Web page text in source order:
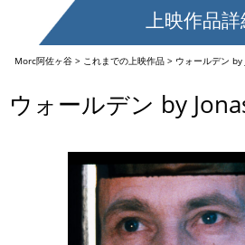
上映作品詳
Morc阿佐ヶ谷> これまでの上映作品> ウォールデン
ウォールデン by